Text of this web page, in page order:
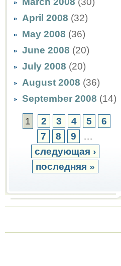
April 2008 (32)
May 2008 (36)
June 2008 (20)
July 2008 (20)
August 2008 (36)
September 2008 (14)
1 2 3 4 5
6
7
8 9
…
следующая ›
последняя »